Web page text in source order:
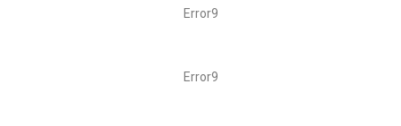
Error9
Error9